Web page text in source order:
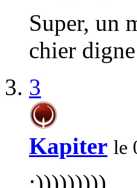
Super, un
chier
3
Kapiter le